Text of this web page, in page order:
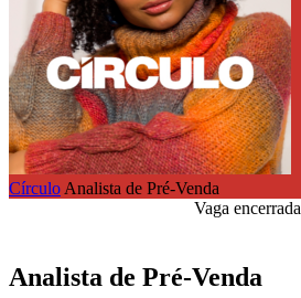
Círculo Analista de Pré-Venda
Vaga encerrada
Analista de Pré-Venda